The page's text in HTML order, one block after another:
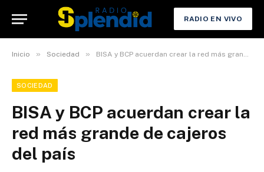
RADIO EN VIVO
Inicio » Sociedad » BISA y BCP acuerdan crear la red más grande de cajeros del país
SOCIEDAD
BISA y BCP acuerdan crear la
red más grande de cajeros
del país